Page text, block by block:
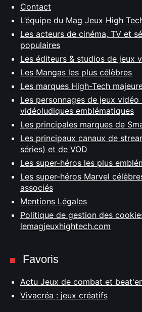
Contact
L’équipe du Mag Jeux High
Les acteurs de cinéma, TV et
populaires
Les éditeurs & studios de jeux
Les Mangas les plus célèbres
Les marques High-Tech
Les personnages de jeux
vidéoludiques emblématiques
Les principales marques de
Les principaux canaux de
séries) et de VOD
Les super-héros les plus
Les super-héros Marvel
associés
Mentions Légales
Politique de gestion des
lemagjeuxhightech.com
Favoris
Actu Jeux de combat et
Vivacréa : jeux créatifs